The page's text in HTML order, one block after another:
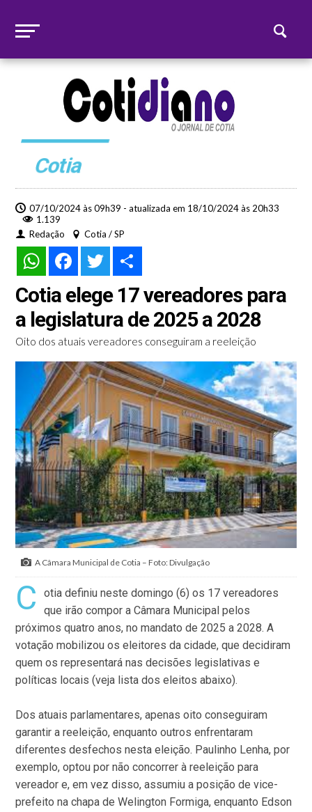
Cotia
07/10/2024 às 09h39 - atualizada em 18/10/2024 às 20h33
1.139
Redação
Cotia / SP
WhatsAppFacebookTwitter
Cotia elege 17 vereadores para
a legislatura de 2025 a 2028
Oito dos atuais vereadores conseguiram a reeleição
A Câmara Municipal de Cotia – Foto: Divulgação
C
otia definiu neste domingo (6) os 17 vereadores
que irão compor a Câmara Municipal pelos
próximos quatro anos, no mandato de 2025 a 2028. A
votação mobilizou os eleitores da cidade, que decidiram
quem os representará nas decisões legislativas e
políticas locais (veja lista dos eleitos abaixo).
Dos atuais parlamentares, apenas oito conseguiram
garantir a reeleição, enquanto outros enfrentaram
diferentes desfechos nesta eleição. Paulinho Lenha, por
exemplo, optou por não concorrer à reeleição para
vereador e, em vez disso, assumiu a posição de vice-
prefeito na chapa de Welington Formiga, enquanto Edson